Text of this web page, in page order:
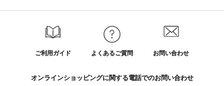
ご利用ガイド よくあるご質問 お問い合わせ
オンラインショッピングに関する電話でのお問い合わせ